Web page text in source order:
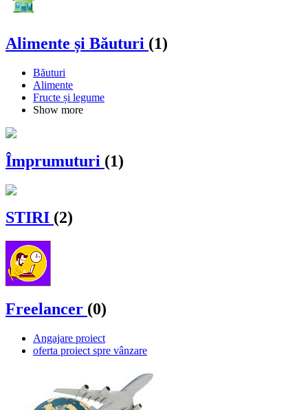
Alimente și Băuturi (1)
Băuturi
Alimente
Fructe și legume
Show more
Împrumuturi (1)
STIRI (2)
Freelancer (0)
Angajare proiect
oferta proiect spre vânzare